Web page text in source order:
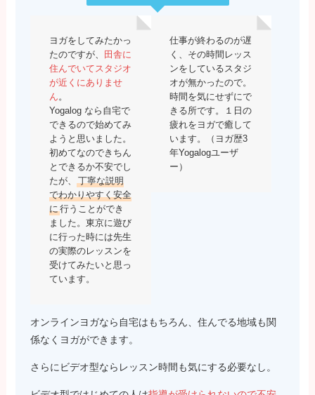
ヨガをしてみたかっ
たのですが、
田舎に
住んでいてスタジオ
が近くにありませ
ん。
Yogalog なら自宅で
できるので始めてみ
ようと思いました。
初めてなのできちん
とできるか不安でし
たが、
丁寧な説明
でわかりやすく安全
に行うことができ
ました。東京に遊び
に行った時には先生
の実際のレッスンを
受けてみたいと思っ
ています。
仕事が終わるのが遅
く、その時間レッス
ンをしているスタジ
オが無かったので。
時間を気にせずにで
きる所です。１日の
疲れをヨガで癒して
います。（ヨガ歴3
年Yogalogユーザ
ー）
オンラインヨガなら自宅はもちろん、住んでる地域も関
係なくヨガができます。
さらにビデオ型ならレッスン時間も気にする必要なし。